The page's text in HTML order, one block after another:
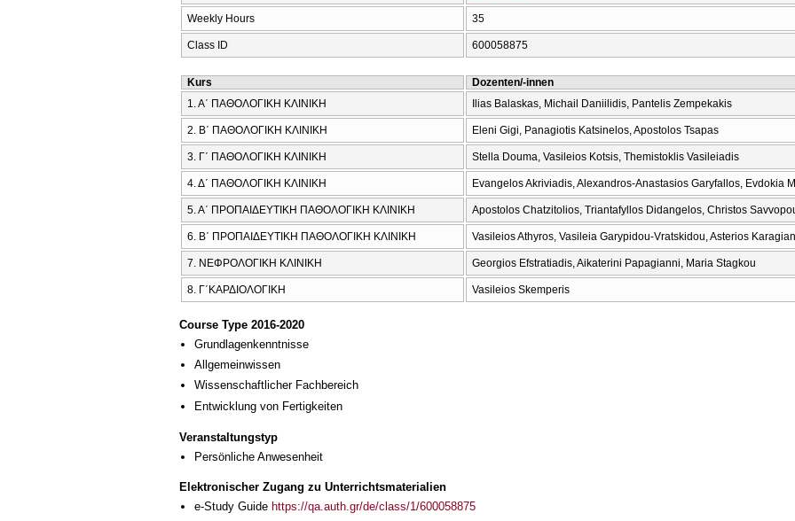
Weekly Hours 35
Class ID 600058875
Kurs
Dozenten/-innen
1. Α΄ ΠΑΘΟΛΟΓΙΚΗ ΚΛΙΝΙΚΗ
Ilias Balaskas, Michail Daniilidis, Pantelis Zempekakis
2. Β΄ ΠΑΘΟΛΟΓΙΚΗ ΚΛΙΝΙΚΗ Eleni Gigi, Panagiotis Katsinelos, Apostolos Tsapas
3. Γ΄ ΠΑΘΟΛΟΓΙΚΗ ΚΛΙΝΙΚΗ Stella Douma, Vasileios Kotsis, Themistoklis Vasileiadis
4. Δ΄ ΠΑΘΟΛΟΓΙΚΗ ΚΛΙΝΙΚΗ Evangelos Akriviadis, Alexandros-Anastasios Garyfallos, Evdokia
5. Α΄ ΠΡΟΠΑΙΔΕΥΤΙΚΗ ΠΑΘΟΛΟΓΙΚΗ ΚΛΙΝΙΚΗ Apostolos Chatzitolios, Triantafyllos Didangelos, Christos
6. Β΄ ΠΡΟΠΑΙΔΕΥΤΙΚΗ ΠΑΘΟΛΟΓΙΚΗ ΚΛΙΝΙΚΗ Vasileios Athyros, Vasileia Garypidou-Vratskidou, Asterios
7. ΝΕΦΡΟΛΟΓΙΚΗ ΚΛΙΝΙΚΗ Georgios Efstratiadis, Aikaterini Papagianni, Maria Stagkou
8. Γ΄ΚΑΡΔΙΟΛΟΓΙΚΗ Vasileios Skemperis
Course Type 2016-2020
Grundlagenkenntnisse
Allgemeinwissen
Wissenschaftlicher Fachbereich
Entwicklung von Fertigkeiten
Veranstaltungstyp
Persönliche Anwesenheit
Elektronischer Zugang zu Unterrichtsmaterialien
e-Study Guide https://qa.auth.gr/de/class/1/600058875